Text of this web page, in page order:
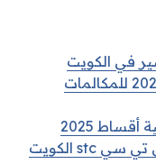
في الكويت
باقات وعروض اوريدو الكويت 2025 للمكالمات
جميع عروض وباقات شركة اس تي سي stc الكويت